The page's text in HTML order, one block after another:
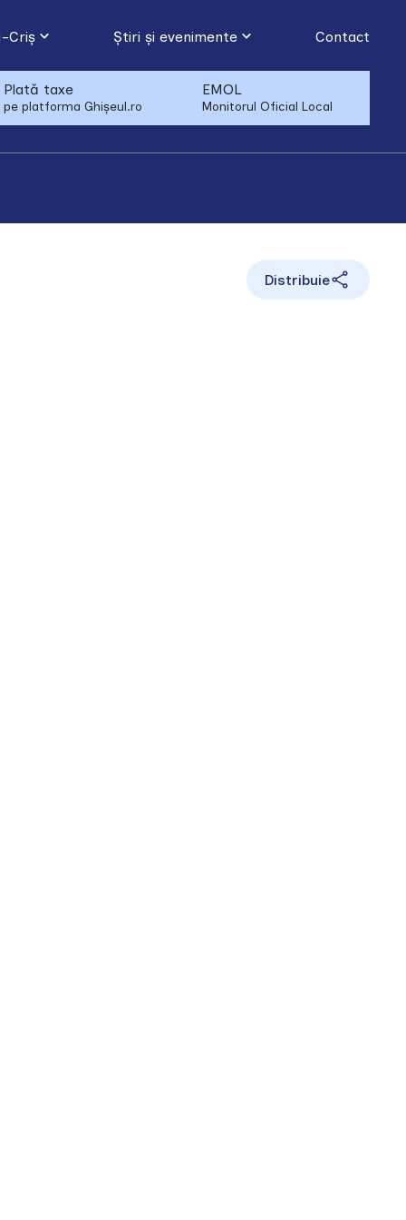
Criș Știri și evenimente Contact
Plată taxe
pe platforma Ghișeul.ro
EMOL
Monitorul Oficial Local
Distribuie